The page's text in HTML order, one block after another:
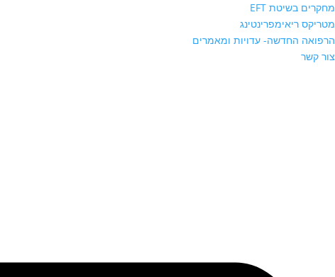
מחקרים בשיטת EFT
מטריקס ריאימפרינטינג
הרפואה החדשה- עדויות ומאמרים
צור קשר